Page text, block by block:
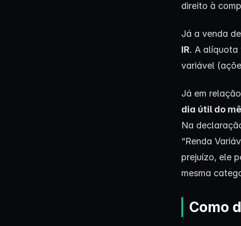
direito à
Já a venda
IR. A alíquota
variável
Já em
dia útil do
Na
“Renda
prejuízo, ele
mesma
Como